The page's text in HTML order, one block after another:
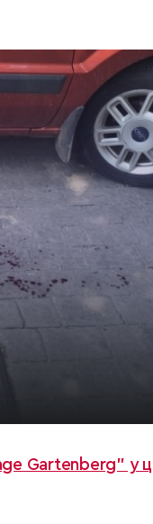
Gartenberg" у